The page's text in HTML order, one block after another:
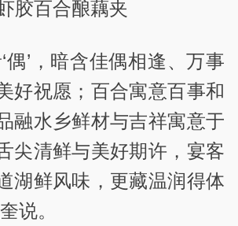
胶百合酿藕夹
偶’，暗含佳偶相逢、万事
好祝愿；百合寓意百事和
融水乡鲜材与吉祥寓意于
尖清鲜与美好期许，宴客
湖鲜风味，更藏温润得体
说。